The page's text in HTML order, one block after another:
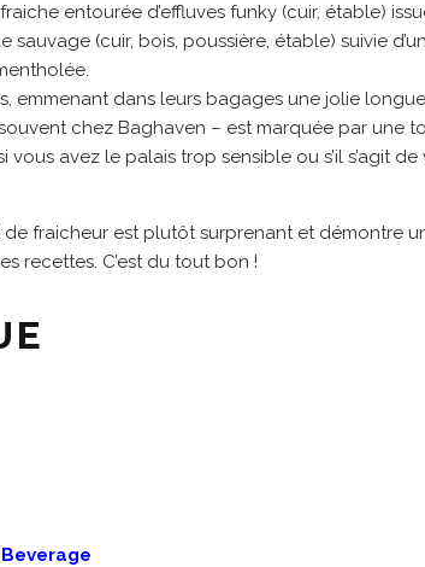
entourée d’effluves funky (cuir, étable)
(cuir, bois, poussière, étable) suivie
emmenant dans leurs bagages une jolie
chez Baghaven – est marquée par une
avez le palais trop sensible ou s’il s’agit
fraicheur est plutôt surprenant et démontre
recettes. C’est du tout bon !